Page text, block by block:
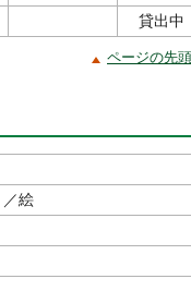
貸出中
ページの先
／絵